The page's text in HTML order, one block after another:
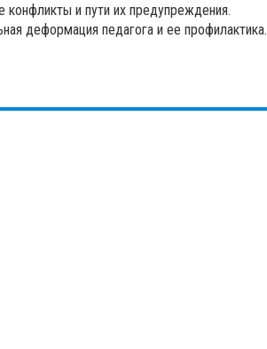
конфликты и пути их предупреждения.
деформация педагога и ее профилактика.